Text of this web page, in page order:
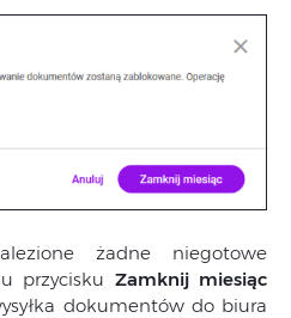
żadne niegotowe
przycisku Zamknij miesiąc
dokumentów do biura